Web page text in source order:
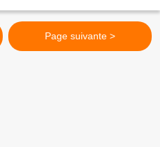
Page suivante >